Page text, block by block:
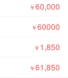
￥60,000
￥60000
￥ 1,850
￥61,850